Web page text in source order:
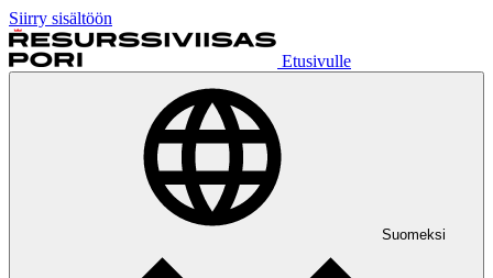
Siirry sisältöön
Etusivulle
Suomeksi